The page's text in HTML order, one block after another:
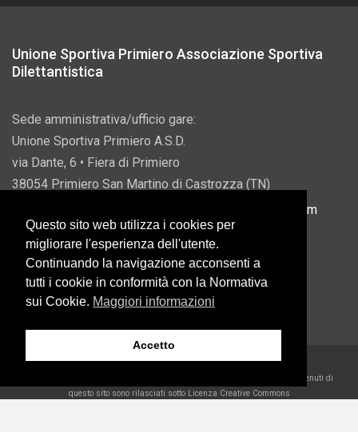
Unione Sportiva Primiero Associazione Sportiva
Dilettantistica
Sede amministrativa/ufficio gare:
Unione Sportiva Primiero A.S.D.
via Dante, 6 • Fiera di Primiero
38054 Primiero San Martino di Castrozza (TN)
info@usprimiero.com
Vantaggi da Pubblica Amministrazione
Eccetto dove diversamente specificato, i contenuti di
questo sito sono rilasciati sotto Licenza Creative Commons
Questo sito web utilizza i cookies per
migliorare l'esperienza dell'utente.
Continuando la navigazione acconsenti a
tutti i cookie in conformità con la Normativa
sui Cookie. Maggiori informazioni
Accetto